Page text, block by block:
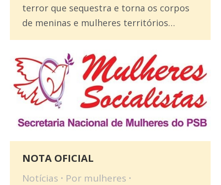
terror que sequestra e torna os corpos
de meninas e mulheres territórios…
NOTA OFICIAL
Notícias Por mulheres